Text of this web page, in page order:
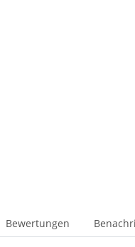
Bewertungen